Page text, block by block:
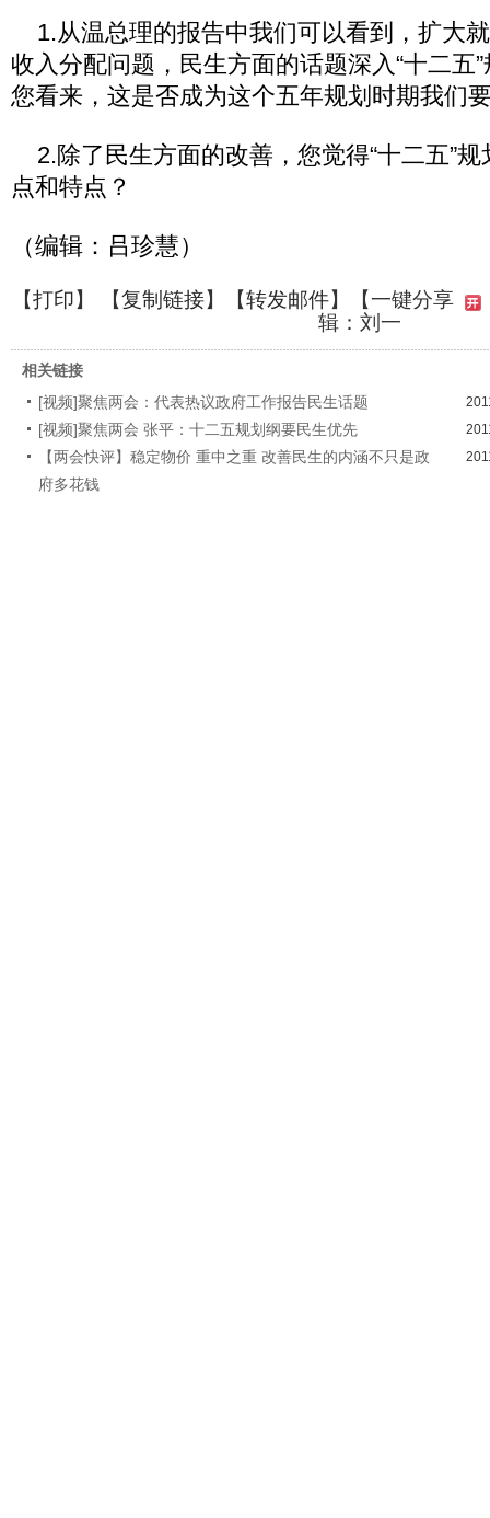
1.从温总理的报告中我们可以看到，扩大
收入分配问题，民生方面的话题深入“十二五
您看来，这是否成为这个五年规划时期我们
2.除了民生方面的改善，您觉得“十二五”
点和特点？
（编辑：吕珍慧）
【打印】 【复制链接】【转发邮件】
【一键分享
辑：刘一
相关链接
[视频]聚焦两会：代表热议政府工作报告民生话题
[视频]聚焦两会 张平：十二五规划纲要民生优先
【两会快评】稳定物价 重中之重 改善民生的内涵不只是政
府多花钱